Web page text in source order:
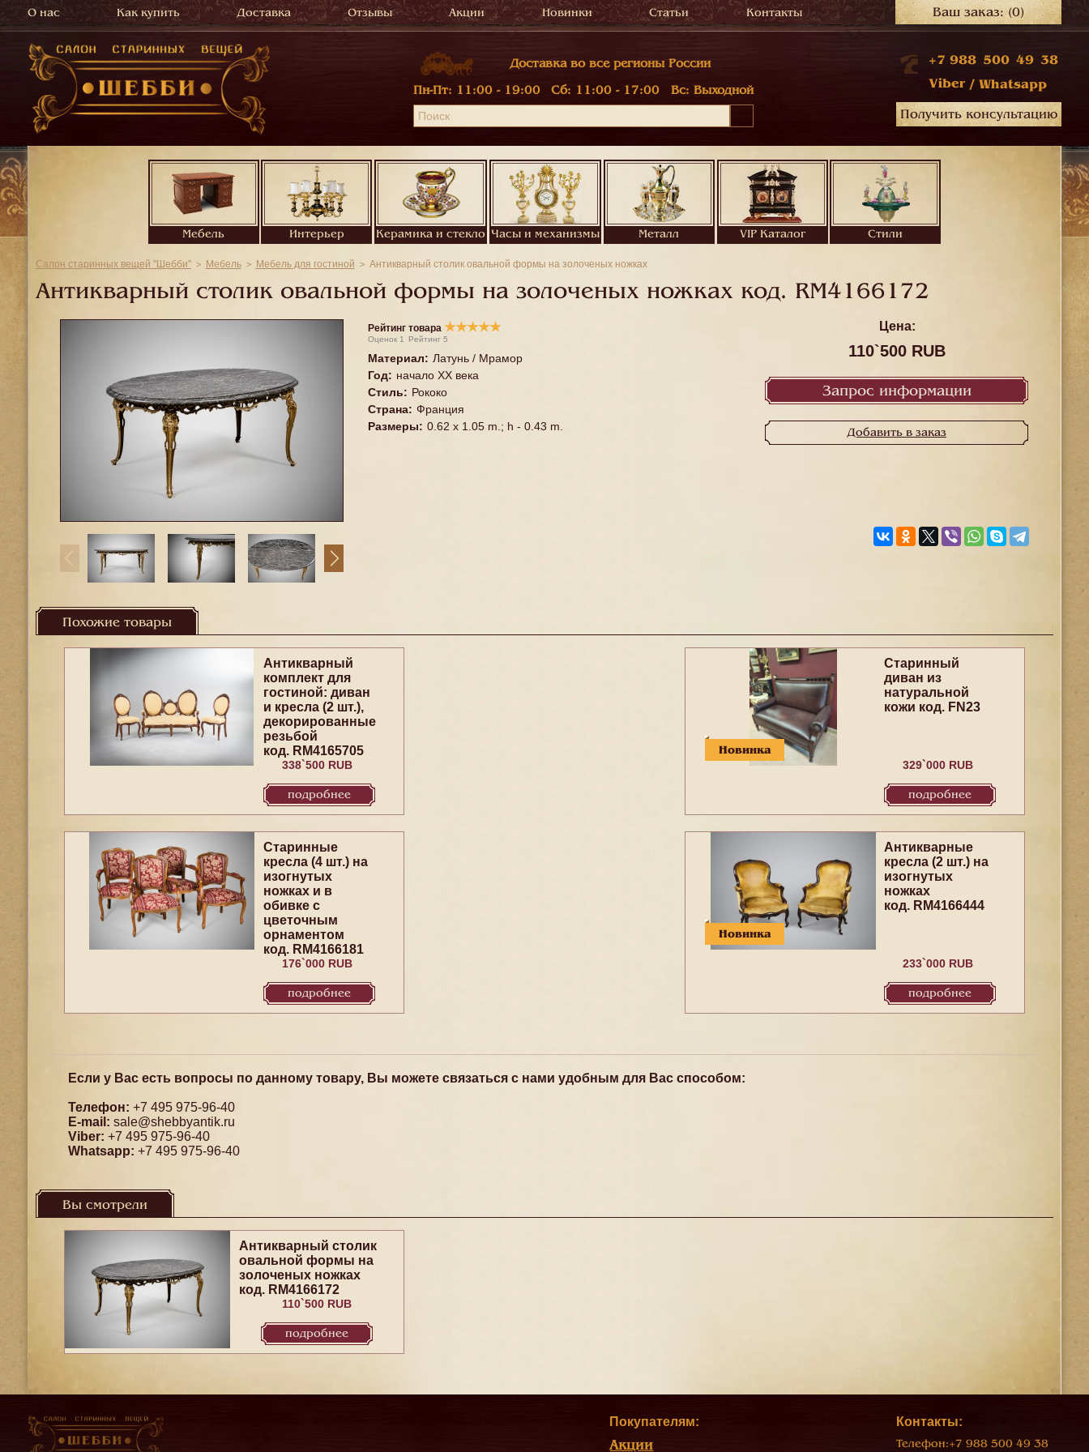
О нас Как купить Доставка Отзывы Акции Новинки Статьи Контакты Ваш заказ:(0)
Доставка во все регионы России
Пн-Пт: 11:00 - 19:00 Сб: 11:00 - 17:00 Вс: Выходной
+7 988 500 49 38
Viber / Whatsapp
Получить консультацию
Мебель Интерьер Керамика и стекло Часы и механизмы Металл VIP Каталог Стили
Салон старинных вещей "Шебби" Мебель Мебель для гостиной Антикварный столик овальной формы на золоченых ножках
Антикварный столик овальной формы на золоченых ножках код. RM4166172
Рейтинг товара ★★★★★
Оценок 1 Рейтинг 5
Материал: Латунь / Мрамор
Год: начало ХХ века
Стиль: Рококо
Страна: Франция
Размеры: 0.62 x 1.05 m.; h - 0.43 m.
Цена:
110`500 RUB
Запрос информации
Добавить в заказ
Похожие товары
Антикварный
комплект для
гостиной: диван
и кресла (2 шт.),
декорированные
резьбой
код. RM4165705
338`500 RUB
подробнее
Новинка
Старинный
диван из
натуральной
кожи код. FN23
329`000 RUB
подробнее
Старинные
кресла (4 шт.) на
изогнутых
ножках и в
обивке с
цветочным
орнаментом
код. RM4166181
176`000 RUB
подробнее
Новинка
Антикварные
кресла (2 шт.) на
изогнутых
ножках
код. RM4166444
233`000 RUB
подробнее
Если у Вас есть вопросы по данному товару, Вы можете связаться с нами удобным для Вас способом:
Телефон: +7 495 975-96-40
E-mail: sale@shebbyantik.ru
Viber: +7 495 975-96-40
Whatsapp: +7 495 975-96-40
Вы смотрели
Антикварный столик
овальной формы на
золоченых ножках
код. RM4166172
110`500 RUB
подробнее
Покупателям:
Акции
Контакты:
Телефон:+7 988 500 49 38